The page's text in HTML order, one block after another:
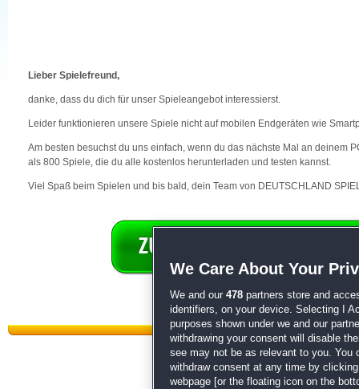
Lieber Spielefreund,
danke, dass du dich für unser Spieleangebot interessierst.
Leider funktionieren unsere Spiele nicht auf mobilen Endgeräten wie
Am besten besuchst du uns einfach, wenn du das nächste Mal an deinem
als 800 Spiele, die du alle kostenlos herunterladen und testen kannst.
Viel Spaß beim Spielen und bis bald, dein Team von DEUTSCHLAND
We Care About Your
We and our 478 partners store and
identifiers, on your device. Selecting I
purposes shown under we and our
withdrawing your consent will disable
see may not be as relevant to you. You
withdraw consent at any time by
webpage [or the floating icon on the